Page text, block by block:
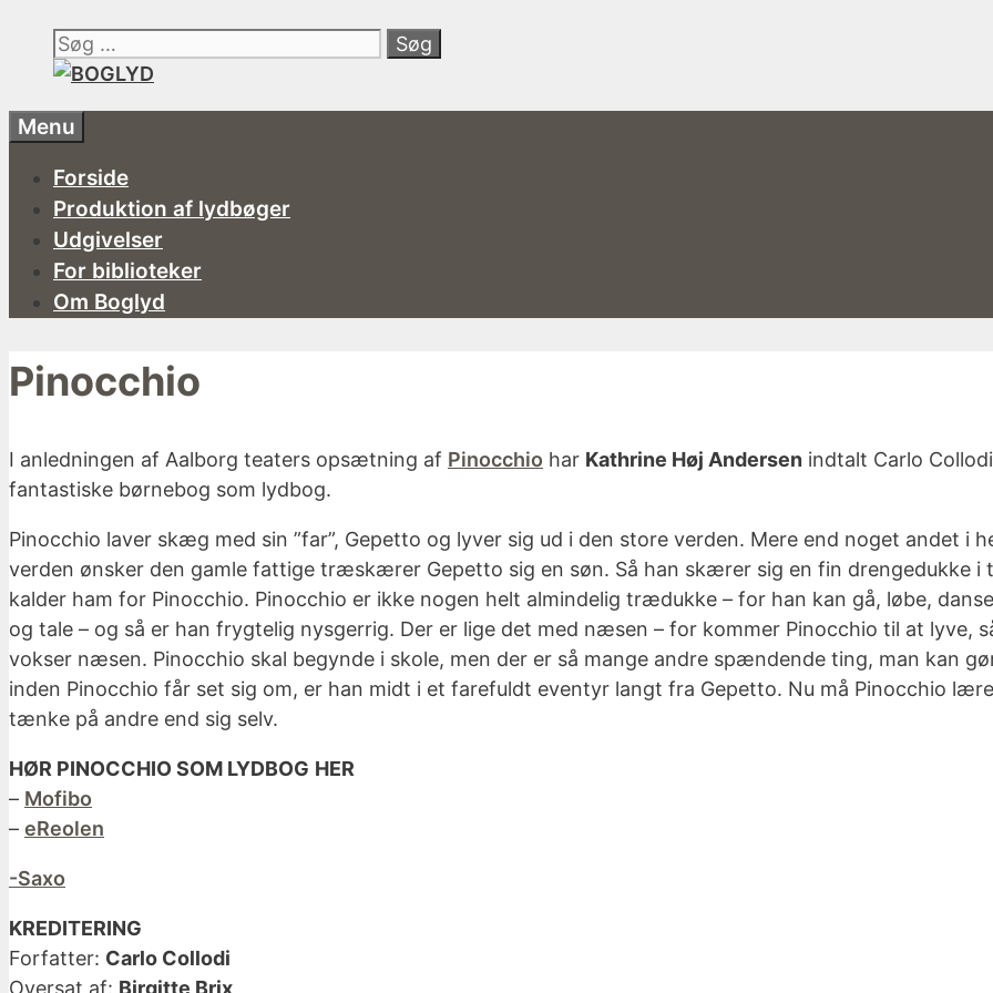
indhold
Søg
efter:
Menu
Forside
Produktion af lydbøger
Udgivelser
For biblioteker
Om Boglyd
Pinocchio
I anledningen af Aalborg teaters opsætning af Pinocchio har Kathrine Høj Andersen indtalt Carlo
fantastiske børnebog som lydbog.
Pinocchio laver skæg med sin ”far”, Gepetto og lyver sig ud i den store verden. Mere end noget andet i
verden ønsker den gamle fattige træskærer Gepetto sig en søn. Så han skærer sig en fin drengedukke
kalder ham for Pinocchio. Pinocchio er ikke nogen helt almindelig trædukke – for han kan gå, løbe,
og tale – og så er han frygtelig nysgerrig. Der er lige det med næsen – for kommer Pinocchio til at lyve,
vokser næsen. Pinocchio skal begynde i skole, men der er så mange andre spændende ting, man kan
inden Pinocchio får set sig om, er han midt i et farefuldt eventyr langt fra Gepetto. Nu må Pinocchio
tænke på andre end sig selv.
HØR PINOCCHIO SOM LYDBOG HER
– Mofibo
– eReolen
-Saxo
KREDITERING
Forfatter: Carlo Collodi
Oversat af: Birgitte Brix